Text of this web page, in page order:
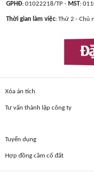
GPHĐ: 01022218/TP - MST:
Thời gian làm việc: Thứ 2 - Chủ
Xóa án tích
Tư vấn thành lập công ty
Tuyển dụng
Hợp đồng cầm cố đất